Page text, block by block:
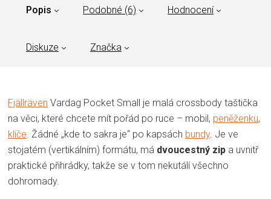
Popis Podobné (6) Hodnocení
Diskuze Značka
Fjällräven Vardag Pocket Small je malá crossbody taštička
na věci, které chcete mít pořád po ruce – mobil, peněženku,
klíče. Žádné „kde to sakra je“ po kapsách bundy. Je ve
stojatém (vertikálním) formátu, má dvoucestný zip a uvnitř
praktické přihrádky, takže se v tom nekutálí všechno
dohromady.